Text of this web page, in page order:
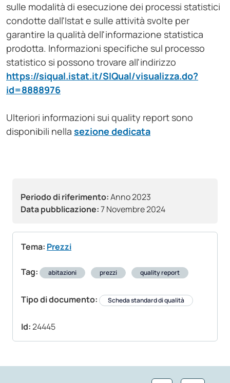
Periodo di riferimento:Anno 2023
Data pubblicazione:7 Novembre 2024
Tema: Prezzi
Tag: abitazioni prezzi quality report
Tipo di documento: Scheda standard di qualità
Id:24445
sulle modalità di esecuzione dei processi statistici
condotte dall'Istat e sulle attività svolte per
garantire la qualità dell'informazione statistica
prodotta. Informazioni specifiche sul processo
statistico si possono trovare all'indirizzo
https://siqual.istat.it/SIQual/visualizza.do?
id=8888976
Ulteriori informazioni sui quality report sono
disponibili nella sezione dedicata